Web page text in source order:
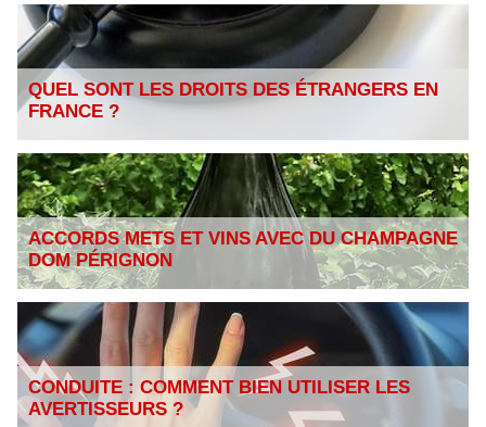
QUEL SONT LES DROITS DES ÉTRANGERS EN
FRANCE ?
ACCORDS METS ET VINS AVEC DU CHAMPAGNE
DOM PÉRIGNON
CONDUITE : COMMENT BIEN UTILISER LES
AVERTISSEURS ?